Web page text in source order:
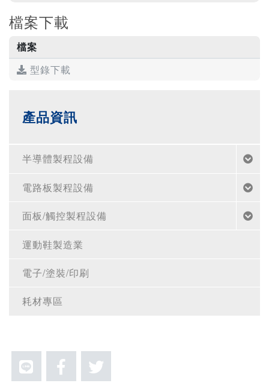
檔案下載
檔案
型錄下載
產品資訊
半導體製程設備
電路板製程設備
面板/觸控製程設備
運動鞋製造業
電子/塗裝/印刷
耗材專區